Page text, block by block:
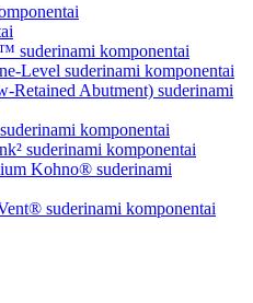
suderinami komponentai
Level suderinami komponentai
Retained Abutment) suderinami
komponentai
suderinami komponentai
Kohno® suderinami
suderinami komponentai